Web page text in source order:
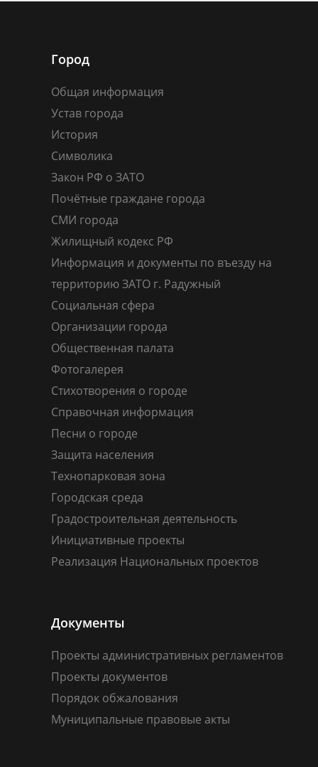
Город
Общая информация
Устав города
История
Символика
Закон РФ о ЗАТО
Почётные граждане города
СМИ города
Жилищный кодекс РФ
Информация и документы по въезду на
территорию ЗАТО г. Радужный
Социальная сфера
Организации города
Общественная палата
Фотогалерея
Стихотворения о городе
Справочная информация
Песни о городе
Защита населения
Технопарковая зона
Городская среда
Градостроительная деятельность
Инициативные проекты
Реализация Национальных проектов
Документы
Проекты административных регламентов
Проекты документов
Порядок обжалования
Муниципальные правовые акты